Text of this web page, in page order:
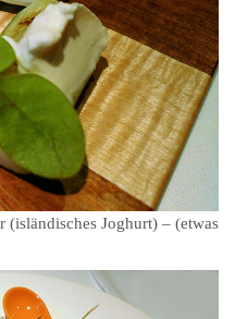
Joghurt) – (etwas